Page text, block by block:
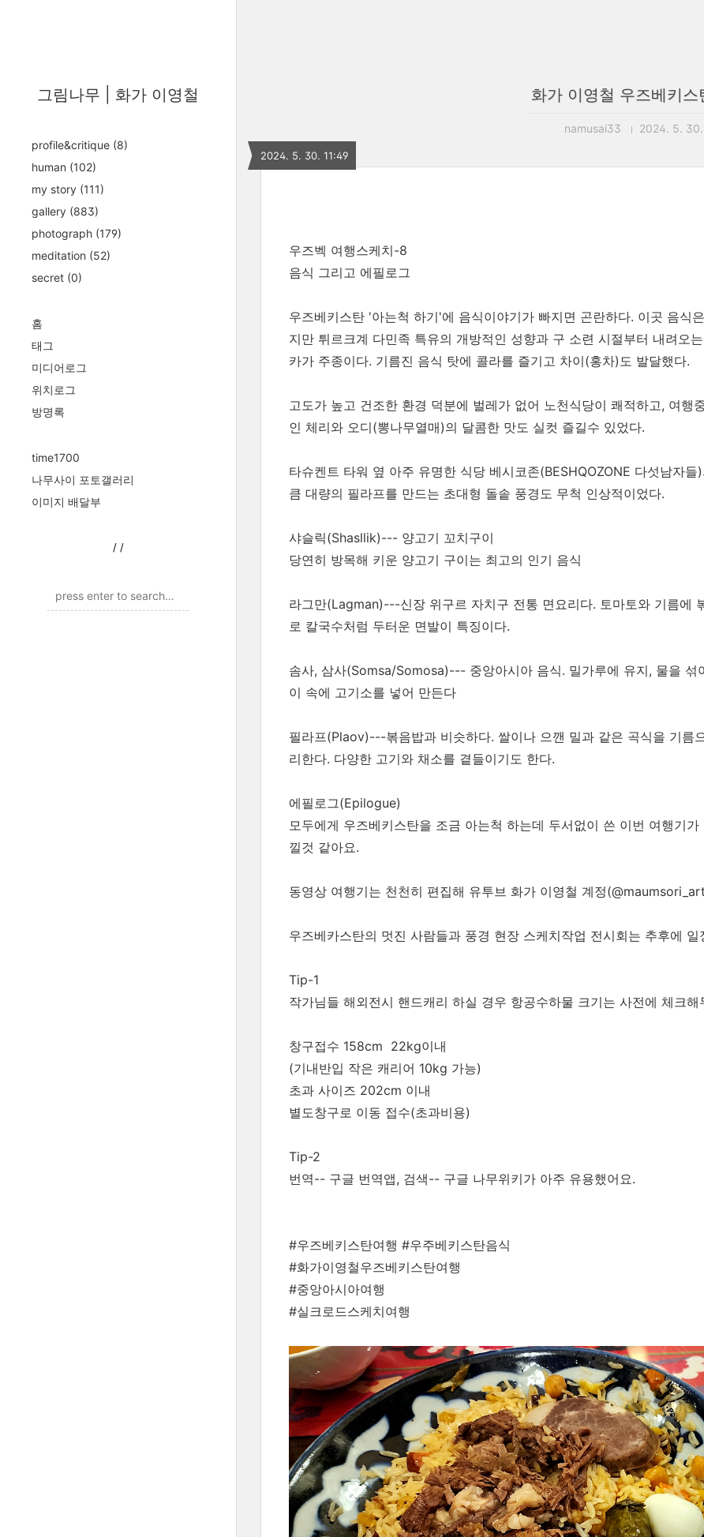
그림나무 | 화가 이영철
profile&critique (8)
human (102)
my story (111)
gallery (883)
photograph (179)
meditation (52)
secret (0)
홈
태그
미디어로그
위치로그
방명록
time1700
나무사이 포토갤러리
이미지 배달부
/ /
화가 이영철 우즈베키
namusai33 2024. 5. 30.
2024. 5. 30. 11:49
우즈벡 여행스케치-8
음식 그리고 에필로그
우즈베키스탄 '아는척 하기'에 음식이야기가 빠지면 곤란하다. 이곳 음식
지만 튀르크계 다민족 특유의 개방적인 성향과 구 소련 시절부터 내려오
카가 주종이다. 기름진 음식 탓에 콜라를 즐기고 차이(홍차)도 발달했다.
고도가 높고 건조한 환경 덕분에 벌레가 없어 노천식당이 쾌적하고, 여행
인 체리와 오디(뽕나무열매)의 달콤한 맛도 실컷 즐길수 있었다.
타슈켄트 타워 옆 아주 유명한 식당 베시코존(BESHQOZONE 다섯남자
큼 대량의 필라프를 만드는 초대형 돌솥 풍경도 무척 인상적이었다.
샤슬릭(Shasllik)--- 양고기 꼬치구이
당연히 방목해 키운 양고기 구이는 최고의 인기 음식
라그만(Lagman)---신장 위구르 자치구 전통 면요리다. 토마토와 기름에
로 칼국수처럼 두터운 면발이 특징이다.
솜사, 삼사(Somsa/Somosa)--- 중앙아시아 음식. 밀가루에 유지, 물을
이 속에 고기소를 넣어 만든다
필라프(Plaov)---볶음밥과 비슷하다. 쌀이나 으깬 밀과 같은 곡식을 기름
리한다. 다양한 고기와 채소를 곁들이기도 한다.
에필로그(Epilogue)
모두에게 우즈베키스탄을 조금 아는척 하는데 두서없이 쓴 이번 여행기
낄것 같아요.
동영상 여행기는 천천히 편집해 유투브 화가 이영철 계정
우즈베카스탄의 멋진 사람들과 풍경 현장 스케치작업 전시회는 추후에
Tip-1
작가님들 해외전시 핸드캐리 하실 경우 항공수하물 크기는 사전에 체크해
창구접수 158cm 22kg이내
(기내반입 작은 캐리어 10kg 가능)
초과 사이즈 202cm 이내
별도창구로 이동 접수(초과비용)
Tip-2
번역-- 구글 번역앱, 검색-- 구글 나무위키가 아주 유용했어요.
#우즈베키스탄여행 #우주베키스탄음식
#화가이영철우즈베키스탄여행
#중앙아시아여행
#실크로드스케치여행